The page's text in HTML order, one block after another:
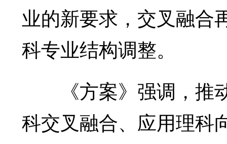
业的新要求，交叉融合
科专业结构调整。
《方案》强调，推
科交叉融合、应用理科